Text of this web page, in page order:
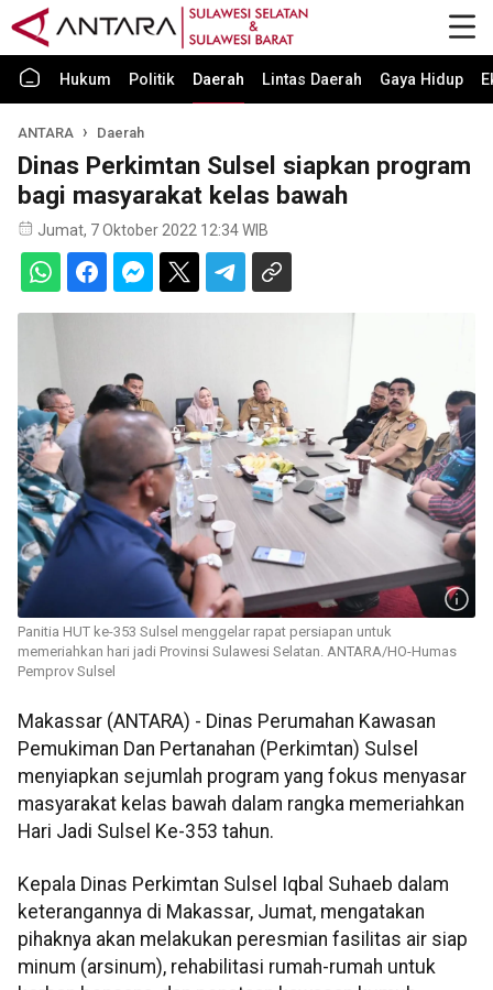
Hukum Politik Daerah Lintas Daerah Gaya Hidup
ANTARA Daerah
Dinas Perkimtan Sulsel siapkan program
bagi masyarakat kelas bawah
Jumat, 7 Oktober 2022 12:34 WIB
Panitia HUT ke-353 Sulsel menggelar rapat persiapan untuk
memeriahkan hari jadi Provinsi Sulawesi Selatan. ANTARA/HO-Humas
Pemprov Sulsel
Makassar (ANTARA) - Dinas Perumahan Kawasan
Pemukiman Dan Pertanahan (Perkimtan) Sulsel
menyiapkan sejumlah program yang fokus menyasar
masyarakat kelas bawah dalam rangka memeriahkan
Hari Jadi Sulsel Ke-353 tahun.
Kepala Dinas Perkimtan Sulsel Iqbal Suhaeb dalam
keterangannya di Makassar, Jumat, mengatakan
pihaknya akan melakukan peresmian fasilitas air siap
minum (arsinum), rehabilitasi rumah-rumah untuk